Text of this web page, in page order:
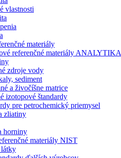
vlastnosti
materiály
referenčné materiály ANALYTIKA
zdroje vody
sediment
a živočíšne matrice
izotopové štandardy
pre petrochemický priemysel
zliatiny
horniny
materiály NIST
látky